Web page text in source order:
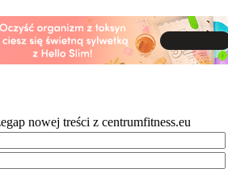
nowej treści z centrumfitness.eu